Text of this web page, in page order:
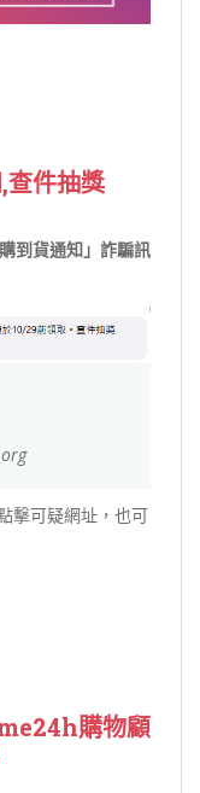
查件抽獎
到貨通知」詐騙訊
擊可疑網址，也可
購物顧